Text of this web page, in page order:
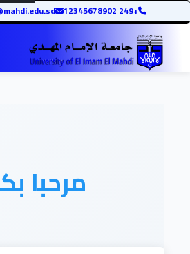
+249 12345678902
مرحبا